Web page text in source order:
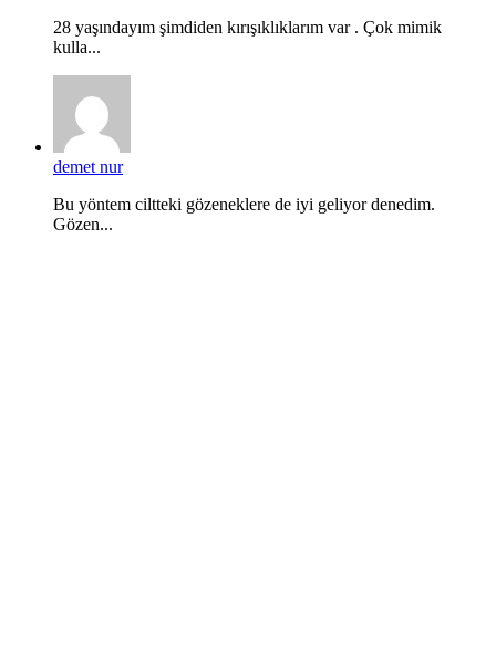
28 yaşındayım şimdiden kırışıklıklarım var . Çok mimik
kulla...
demet nur
Bu yöntem ciltteki gözeneklere de iyi geliyor denedim.
Gözen...